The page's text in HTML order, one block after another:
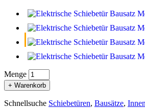
Menge
+ Warenkorb
Schnellsuche Schiebetüren, Bausätze,